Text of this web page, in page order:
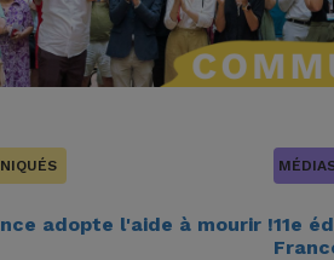
adopte l'aide à mourir !11e